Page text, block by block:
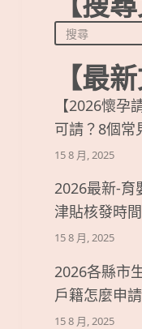
【最
【2026懷
可請？8個
15 8 月, 2025
2026最新-
津貼核發時
15 8 月, 2025
2026各縣市
戶籍怎麼申
15 8 月, 2025